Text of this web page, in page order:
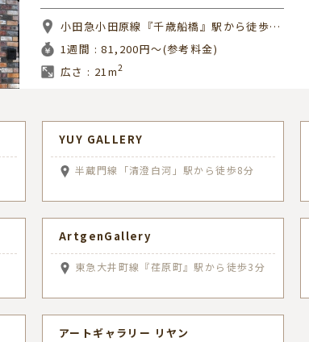
小田急小田原線『千歳船橋』駅から徒歩5分
1週間 : 81,200円～(参考料金)
広さ : 21m2
YUY GALLERY
半蔵門線「清澄白河」駅から徒歩8分
ArtgenGallery
東急大井町線『荏原町』駅から徒歩3分
アートギャラリー リヤン